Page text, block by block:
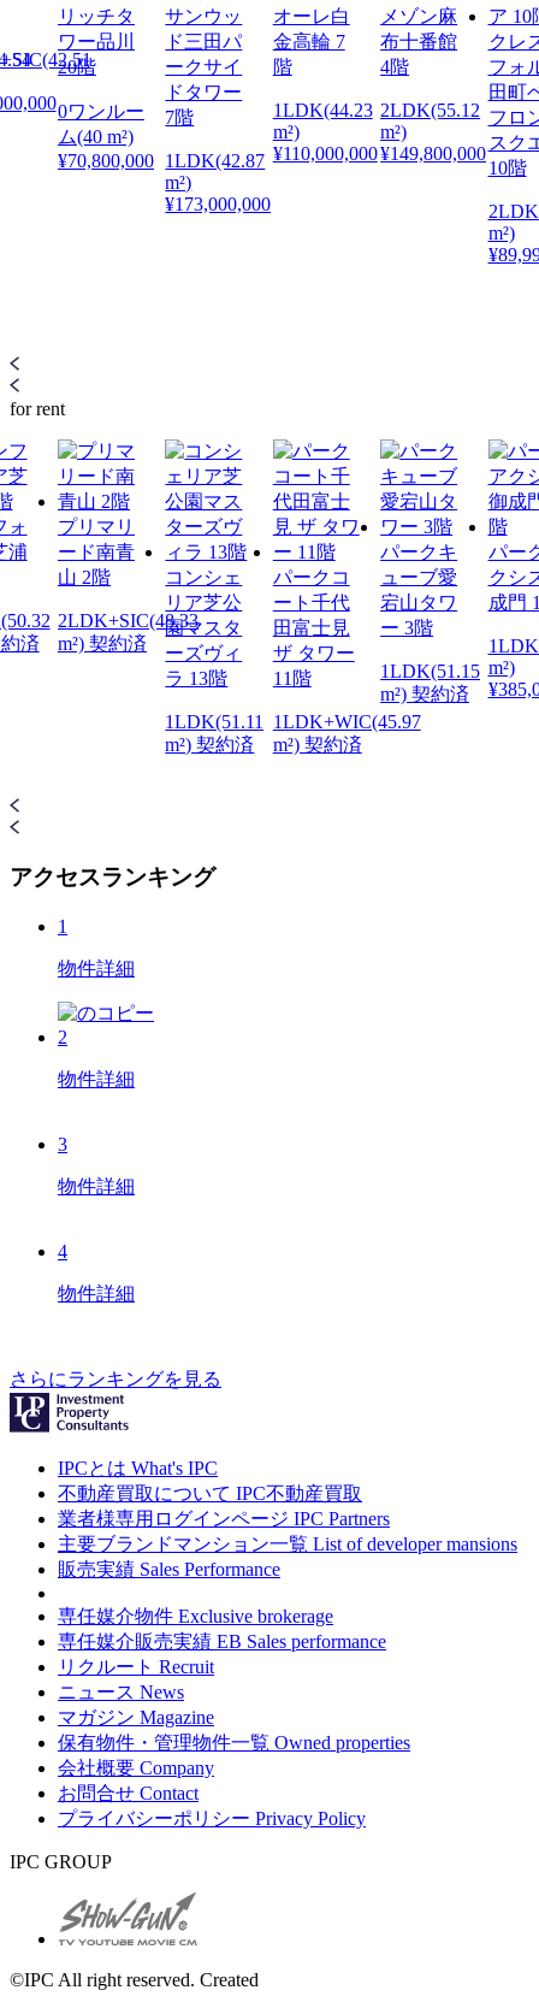
リッチタ
ワー品川
20階
0ワンルー
ム(40 m²)
¥70,800,000
サンウッ
ド三田パ
ークサイ
ドタワー
7階
1LDK(42.87
m²)
¥173,000,000
オーレ白
金高輪 7
階
1LDK(44.23
m²)
¥110,000,000
メゾン麻
布十番館
4階
2LDK(55.12
m²)
¥149,800,000
クレ
フォ
田町
フロ
スク
10階
m²)
for rent
ォ
浦
済
プリマリ
ード南青
山 2階
2LDK+SIC(48.33
m²) 契約済
コンシェ
リア芝公
園マスタ
ーズヴィ
ラ 13階
1LDK(51.11
m²) 契約済
パークコ
ート千代
田富士見
ザ タワー
11階
1LDK+WIC(45.97
m²) 契約済
パークキ
ューブ愛
宕山タワ
ー 3階
1LDK(51.15
m²) 契約済
パー
クシ
成門
m²)
アクセスランキング
1
物件詳細
2
物件詳細
3
物件詳細
4
物件詳細
さらにランキングを見る
IPCとは What's IPC
不動産買取について IPC不動産買取
業者様専用ログインページ IPC Partners
主要ブランドマンション一覧 List of developer mansions
販売実績 Sales Performance
専任媒介物件 Exclusive brokerage
専任媒介販売実績 EB Sales performance
リクルート Recruit
ニュース News
マガジン Magazine
保有物件・管理物件一覧 Owned properties
会社概要 Company
お問合せ Contact
プライバシーポリシー Privacy Policy
IPC GROUP
©IPC All right reserved. Created